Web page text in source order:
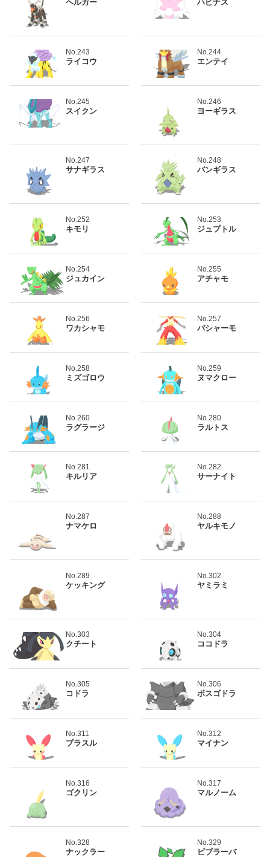
ヘルガー ハピナス
No.243
ライコウ
No.244
エンテイ
No.245
スイクン
No.246
ヨーギラス
No.247
サナギラス
No.248
バンギラス
No.252
キモリ
No.253
ジュプトル
No.254
ジュカイン
No.255
アチャモ
No.256
ワカシャモ
No.257
バシャーモ
No.258
ミズゴロウ
No.259
ヌマクロー
No.260
ラグラージ
No.280
ラルトス
No.281
キルリア
No.282
サーナイト
No.287
ナマケロ
No.288
ヤルキモノ
No.289
ケッキング
No.302
ヤミラミ
No.303
クチート
No.304
ココドラ
No.305
コドラ
No.306
ボスゴドラ
No.311
プラスル
No.312
マイナン
No.316
ゴクリン
No.317
マルノーム
No.328
ナックラー
No.329
ビブラーバ